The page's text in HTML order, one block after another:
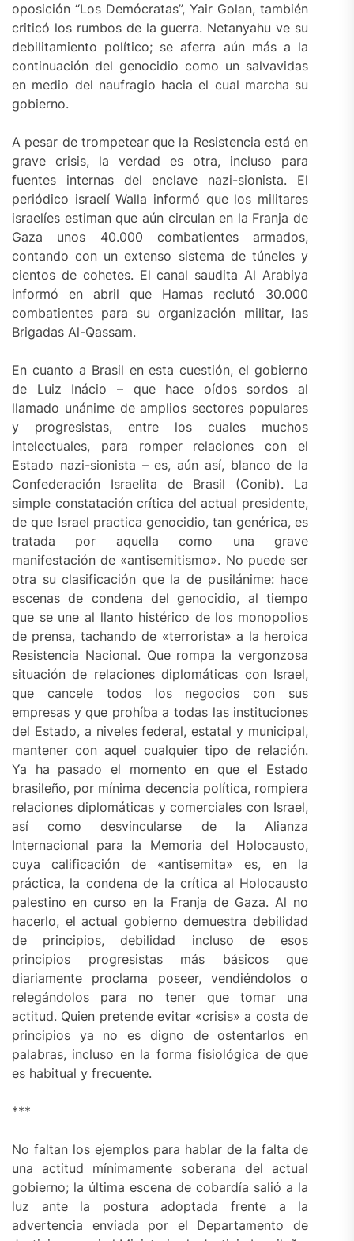
oposición “Los Demócratas”, Yair Golan, también
criticó los rumbos de la guerra. Netanyahu ve su
debilitamiento político; se aferra aún más a la
continuación del genocidio como un salvavidas
en medio del naufragio hacia el cual marcha su
gobierno.
A pesar de trompetear que la Resistencia está en
grave crisis, la verdad es otra, incluso para
fuentes internas del enclave nazi-sionista. El
periódico israelí Walla informó que los militares
israelíes estiman que aún circulan en la Franja de
Gaza unos 40.000 combatientes armados,
contando con un extenso sistema de túneles y
cientos de cohetes. El canal saudita Al Arabiya
informó en abril que Hamas reclutó 30.000
combatientes para su organización militar, las
Brigadas Al-Qassam.
En cuanto a Brasil en esta cuestión, el gobierno
de Luiz Inácio – que hace oídos sordos al
llamado unánime de amplios sectores populares
y progresistas, entre los cuales muchos
intelectuales, para romper relaciones con el
Estado nazi-sionista – es, aún así, blanco de la
Confederación Israelita de Brasil (Conib). La
simple constatación crítica del actual presidente,
de que Israel practica genocidio, tan genérica, es
tratada por aquella como una grave
manifestación de «antisemitismo». No puede ser
otra su clasificación que la de pusilánime: hace
escenas de condena del genocidio, al tiempo
que se une al llanto histérico de los monopolios
de prensa, tachando de «terrorista» a la heroica
Resistencia Nacional. Que rompa la vergonzosa
situación de relaciones diplomáticas con Israel,
que cancele todos los negocios con sus
empresas y que prohíba a todas las instituciones
del Estado, a niveles federal, estatal y municipal,
mantener con aquel cualquier tipo de relación.
Ya ha pasado el momento en que el Estado
brasileño, por mínima decencia política, rompiera
relaciones diplomáticas y comerciales con Israel,
así como desvincularse de la Alianza
Internacional para la Memoria del Holocausto,
cuya calificación de «antisemita» es, en la
práctica, la condena de la crítica al Holocausto
palestino en curso en la Franja de Gaza. Al no
hacerlo, el actual gobierno demuestra debilidad
de principios, debilidad incluso de esos
principios progresistas más básicos que
diariamente proclama poseer, vendiéndolos o
relegándolos para no tener que tomar una
actitud. Quien pretende evitar «crisis» a costa de
principios ya no es digno de ostentarlos en
palabras, incluso en la forma fisiológica de que
es habitual y frecuente.
***
No faltan los ejemplos para hablar de la falta de
una actitud mínimamente soberana del actual
gobierno; la última escena de cobardía salió a la
luz ante la postura adoptada frente a la
advertencia enviada por el Departamento de